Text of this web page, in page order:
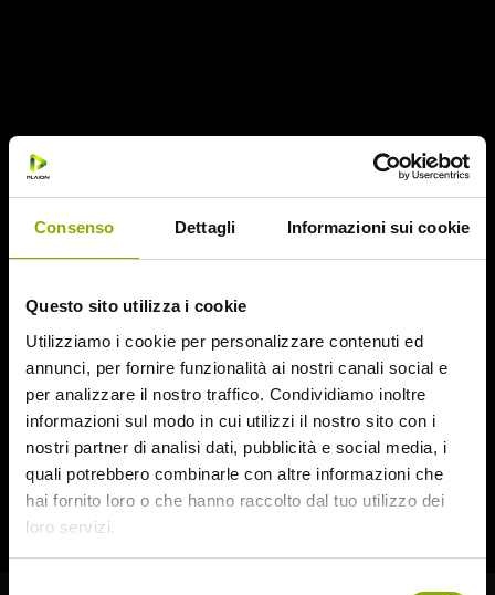
Consenso Dettagli Informazioni sui cookie
Questo sito utilizza i cookie
Utilizziamo i cookie per personalizzare contenuti ed
annunci, per fornire funzionalità ai nostri canali social e
per analizzare il nostro traffico. Condividiamo inoltre
informazioni sul modo in cui utilizzi il nostro sito con i
nostri partner di analisi dati, pubblicità e social media, i
quali potrebbero combinarle con altre informazioni che
hai fornito loro o che hanno raccolto dal tuo utilizzo dei
loro servizi.